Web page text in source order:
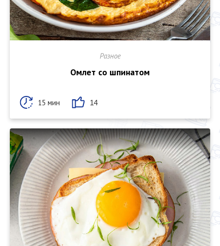
Разное
Омлет со шпинатом
15 мин 14